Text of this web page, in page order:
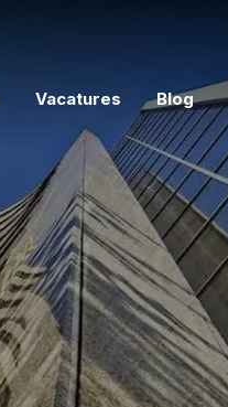
Vacatures Blog